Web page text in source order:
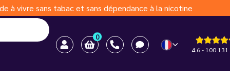
à vivre sans tabac et sans dépendance à la nicotine
0
4.6 - 100 131